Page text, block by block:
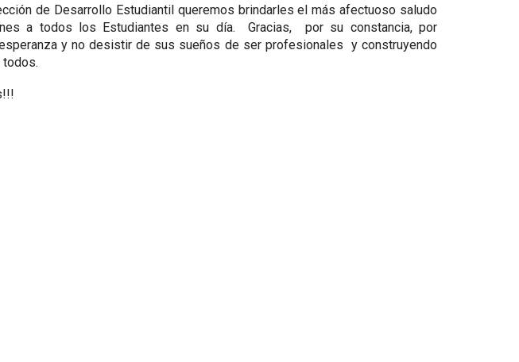
de Desarrollo Estudiantil queremos brindarles el más afectuoso saludo
a todos los Estudiantes en su día. Gracias, por su constancia, por
y no desistir de sus sueños de ser profesionales y construyendo
todos.